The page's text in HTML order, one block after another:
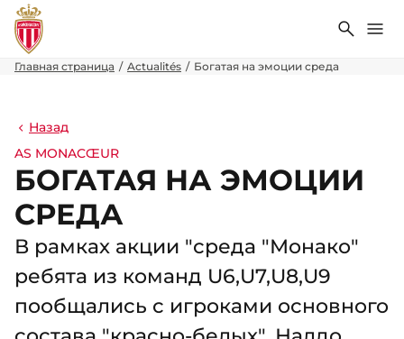
Поиск
Главная страница Actualités Богатая на эмоции среда
Назад
AS MONACŒUR
БОГАТАЯ НА ЭМОЦИИ
СРЕДА
В рамках акции "среда "Монако"
ребята из команд U6,U7,U8,U9
пообщались с игроками основного